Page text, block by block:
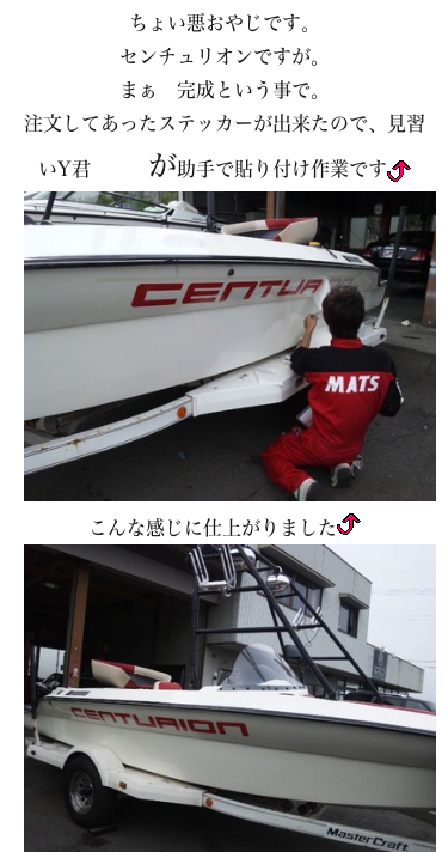
ちょい悪おやじです。
センチュリオンですが。
まぁ 完成という事で。
注文してあったステッカーが出来たので、見習
いY君 が 助手で貼り付け作業です
こんな感じに仕上がりました